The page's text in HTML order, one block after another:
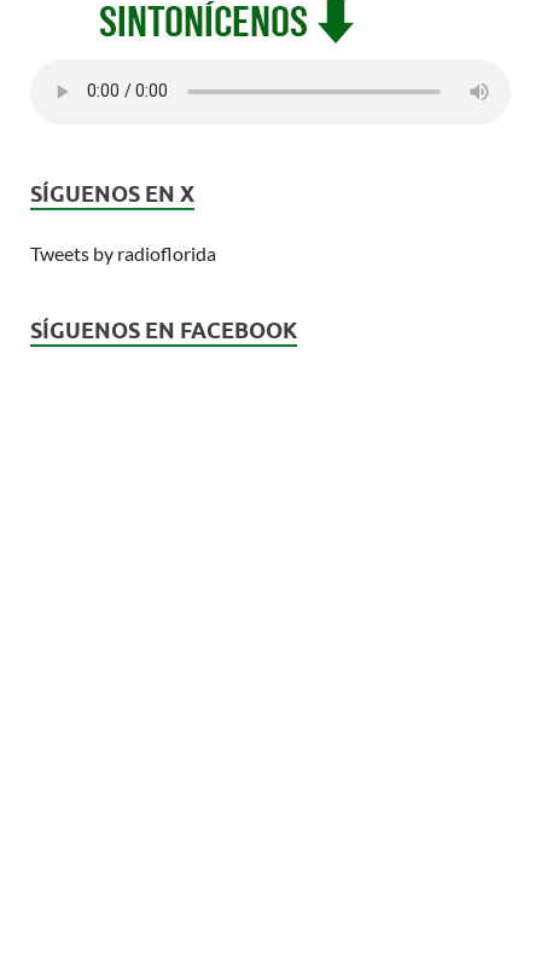
SÍGUENOS EN X
Tweets by radioflorida
SÍGUENOS EN FACEBOOK